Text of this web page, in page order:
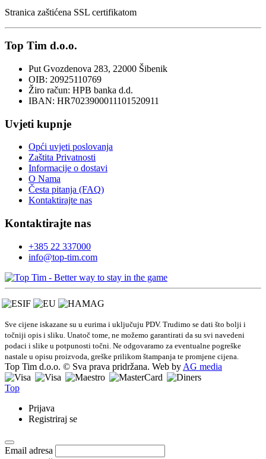
Stranica zaštićena SSL certifikatom
Top Tim d.o.o.
Put Gvozdenova 283, 22000 Šibenik
OIB: 20925110769
Žiro račun: HPB banka d.d.
IBAN: HR7023900011101520911
Uvjeti kupnje
Opći uvjeti poslovanja
Zaštita Privatnosti
Informacije o dostavi
O Nama
Česta pitanja (FAQ)
Kontaktirajte nas
Kontaktirajte nas
+385 22 337000
info@top-tim.com
Sve cijene iskazane su u eurima i uključuju PDV. Trudimo se dati što bolji i
točniji opis i sliku. Unatoč tome, ne možemo garantirati da su svi navedeni
podaci i slike u potpunosti točni. Ne odgovaramo za eventualne pogreške
nastale u opisu proizvoda, greške prilikom štampanja te promjene cijena.
Top Tim d.o.o. © Sva prava pridržana. Web by AG media
Top
Prijava
Registriraj se
Email adresa